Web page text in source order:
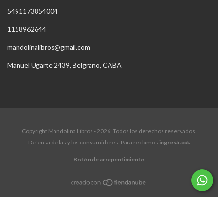
5491173854004
1158962644
mandolinalibros@gmail.com
Manuel Ugarte 2439, Belgrano, CABA
Copyright Mandolina Libros - 2026. Todos los derechos reservados.
Defensa de las y los consumidores. Para reclamos ingresá acá.
Botón de arrepentimiento